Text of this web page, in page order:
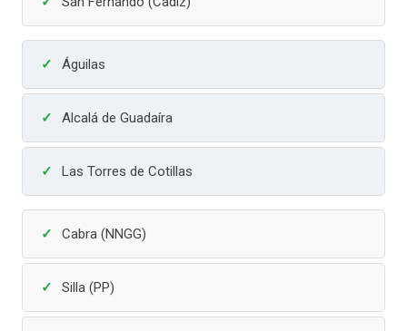
Águilas
Alcalá de Guadaíra
Las Torres de Cotillas
Cabra (NNGG)
Silla (PP)